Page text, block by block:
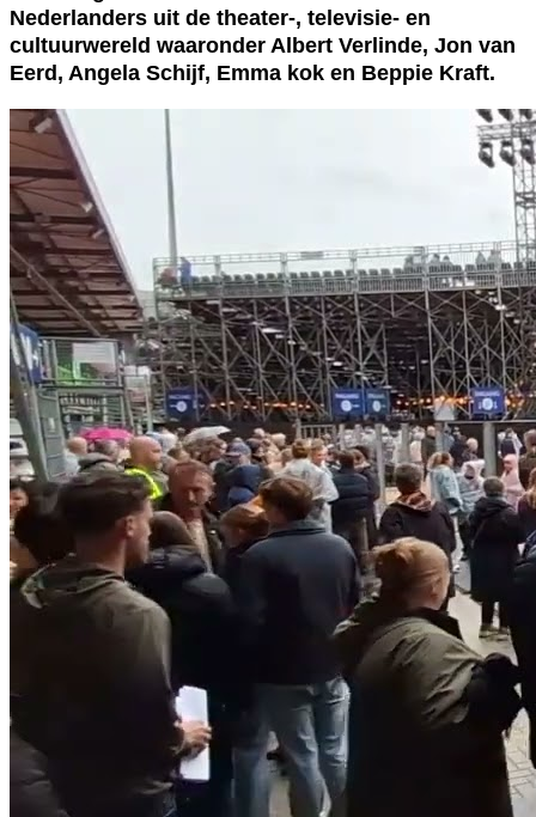
Nederlanders uit de theater-, televisie- en
cultuurwereld waaronder Albert Verlinde, Jon van
Eerd, Angela Schijf, Emma kok en Beppie Kraft.